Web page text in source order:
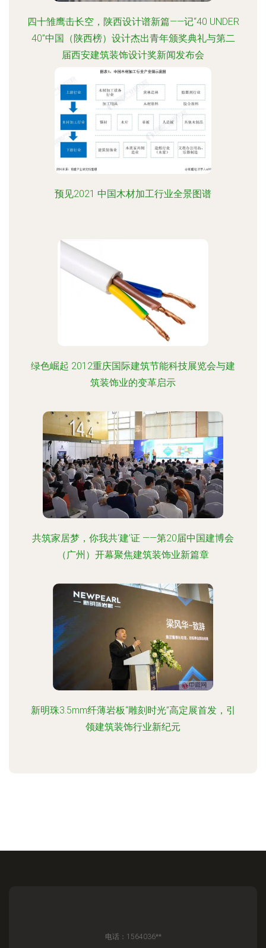
四十雏鹰击长空，陕西设计谱新篇——记“40 UNDER
40”中国（陕西榜）设计杰出青年颁奖典礼与第二
届西安建筑装饰设计奖新闻发布会
预见2021 中国木材加工行业全景图谱
绿色崛起 2012重庆国际建筑节能科技展览会与建
筑装饰业的变革启示
共筑家居梦，你我共‘建’证 ——第20届中国建博会
（广州）开幕聚焦建筑装饰业新篇章
新明珠3.5mm纤薄岩板“雕刻时光”高定展首发，引
领建筑装饰行业新纪元
电话：1564036**